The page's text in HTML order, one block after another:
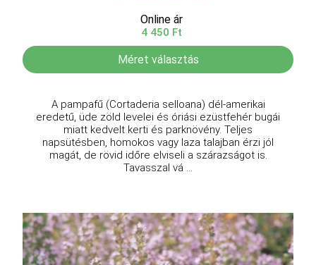
Online ár
4 450 Ft
Méret választás
A pampafű (Cortaderia selloana) dél-amerikai
eredetű, üde zöld levelei és óriási ezüstfehér bugái
miatt kedvelt kerti és parknövény. Teljes
napsütésben, homokos vagy laza talajban érzi jól
magát, de rövid időre elviseli a szárazságot is.
Tavasszal vá ...